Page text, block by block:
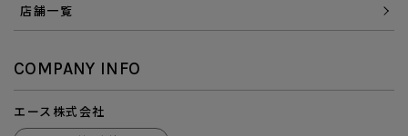
店舗一覧
COMPANY INFO
エース株式会社